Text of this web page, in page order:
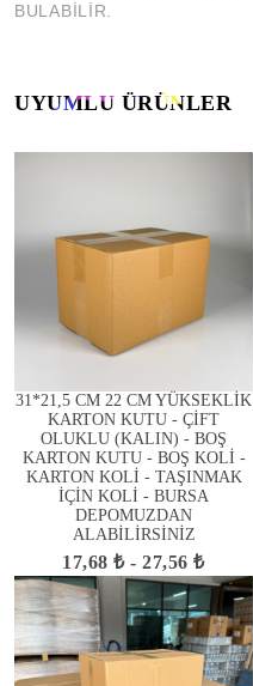
BULABİLİR.
UYUMLU ÜRÜNLER
31*21,5 CM 22 CM YÜKSEKLİK
KARTON KUTU - ÇİFT
OLUKLU (KALIN) - BOŞ
KARTON KUTU - BOŞ KOLİ -
KARTON KOLİ - TAŞINMAK
İÇİN KOLİ - BURSA
DEPOMUZDAN
ALABİLİRSİNİZ
17,68 ₺ - 27,56 ₺